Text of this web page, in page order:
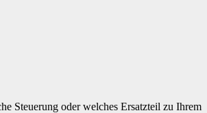
Steuerung oder welches Ersatzteil zu Ihrem